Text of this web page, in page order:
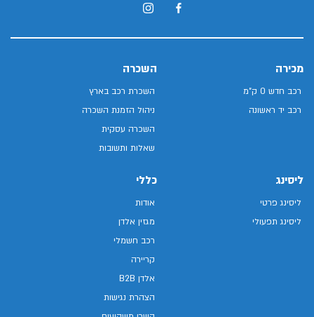
מכירה
רכב חדש 0 ק"מ
רכב יד ראשונה
השכרה
השכרת רכב בארץ
ניהול הזמנת השכרה
השכרה עסקית
שאלות ותשובות
ליסינג
ליסינג פרטי
ליסינג תפעולי
כללי
אודות
מגזין אלדן
רכב חשמלי
קריירה
אלדן B2B
הצהרת נגישות